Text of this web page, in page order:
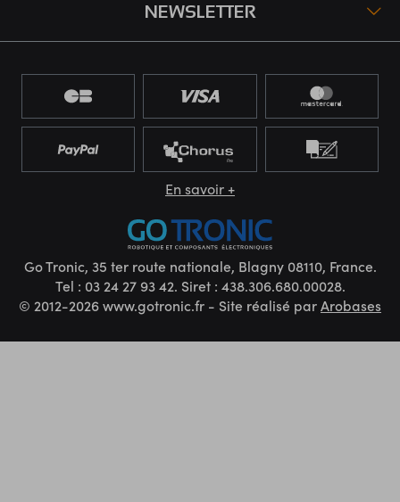
NEWSLETTER
En savoir +
Go Tronic, 35 ter route nationale, Blagny 08110, France.
Tel : 03 24 27 93 42. Siret : 438.306.680.00028.
© 2012-2026 www.gotronic.fr - Site réalisé parArobases